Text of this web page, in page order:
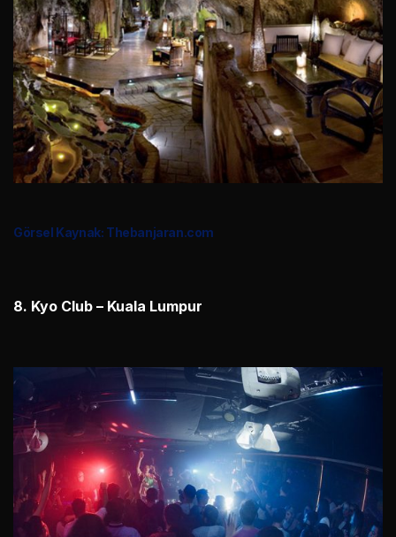
Görsel Kaynak: Thebanjaran.com
8. Kyo Club – Kuala Lumpur